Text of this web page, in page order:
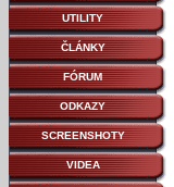
UTILITY
ČLÁNKY
FÓRUM
ODKAZY
SCREENSHOTY
VIDEA